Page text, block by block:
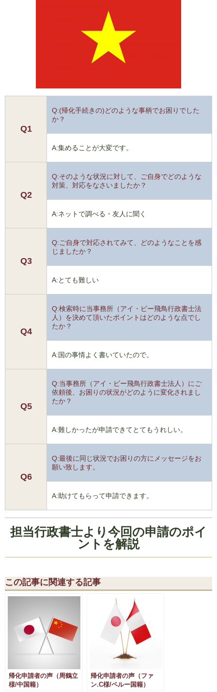
Q1
Q:(帰化手続きの)どのような事柄でお困りでした
か？
A:集めることが大変です。
Q2
Q:そのような状況に対して、ご自身でどのような
対策、対応をなさいましたか？
A:ネットで調べる・友人に聞く
Q3
Q:ご自身で対応されてみて、どのようなことを感
じましたか？
A:とても難しい
Q4
Q:検索時に当事務所（アイ・ビー飛鳥行政書士法
人）を決めて頂いたポイントはどのような点でし
たか？
A:国の事情よく書いていたので。
Q5
Q:当事務所（アイ・ビー飛鳥行政書士法人）にご
依頼後、お困りの状況がどのように変化されまし
たか？
A:難しかったが申請できてとてもうれしい。
Q6
Q:最後に同じ状況でお困りの方にメッセージをお
願い致します。
A:助けてもらって申請できます。
担当行政書士より今回の申請のポイ
ントを解説
この記事に関連する記事
帰化申請者の声（周鶴立
様/中国籍）
帰化申請者の声（ファ
ン.C様/ペルー国籍）